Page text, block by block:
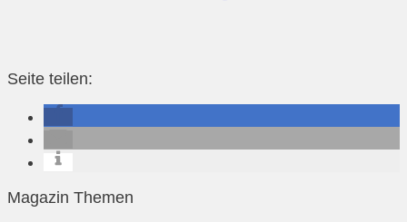
Seite teilen:
Magazin Themen